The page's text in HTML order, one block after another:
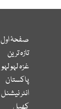
صفحۂ اول
تازہ ترین
غزہ لہو لہو
پاکستان
انٹر نیشنل